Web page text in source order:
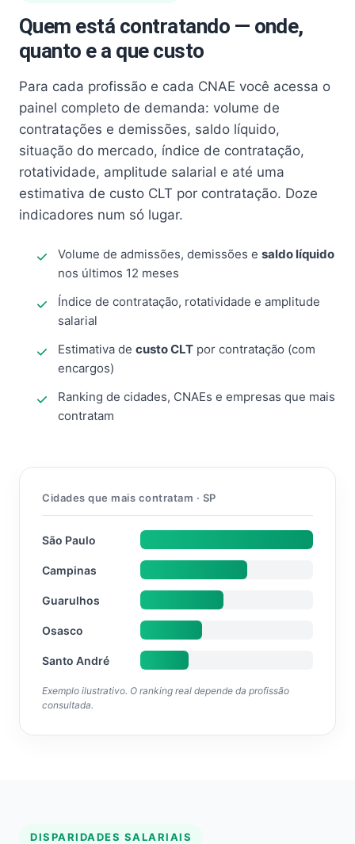
Quem está contratando — onde,
quanto e a que custo
Para cada profissão e cada CNAE você acessa o
painel completo de demanda: volume de
contratações e demissões, saldo líquido,
situação do mercado, índice de contratação,
rotatividade, amplitude salarial e até uma
estimativa de custo CLT por contratação. Doze
indicadores num só lugar.
Volume de admissões, demissões e saldo líquido
nos últimos 12 meses
Índice de contratação, rotatividade e amplitude
salarial
Estimativa de custo CLT por contratação (com
encargos)
Ranking de cidades, CNAEs e empresas que mais
contratam
Cidades que mais contratam · SP
São Paulo
Campinas
Guarulhos
Osasco
Santo André
Exemplo ilustrativo. O ranking real depende da profissão
consultada.
DISPARIDADES SALARIAIS